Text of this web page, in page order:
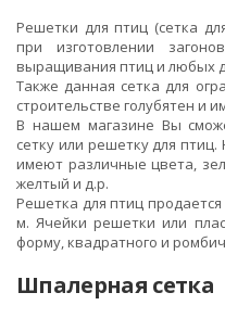
Решетки для птиц (сетка
при изготовлении
выращивания птиц и любых
Также данная сетка для
строительстве голубятен и
В нашем магазине Вы
сетку или решетку для
имеют различные цвета,
желтый и д.р.
Решетка для птиц
м. Ячейки решетки или
форму, квадратного и
Шпалерная сетка